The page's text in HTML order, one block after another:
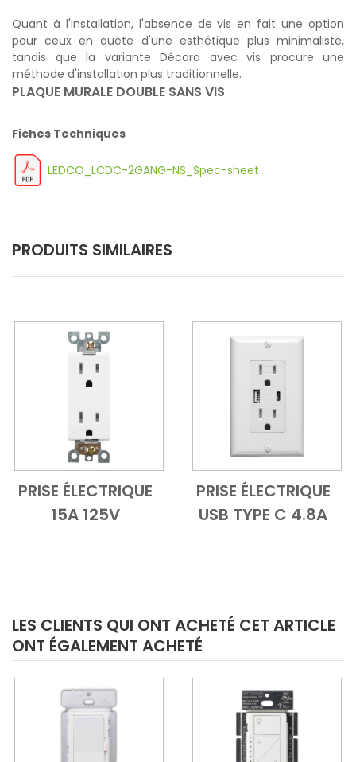
Quant à l'installation, l'absence de vis en fait une option
pour ceux en quête d'une esthétique plus minimaliste,
tandis que la variante Décora avec vis procure une
méthode d'installation plus traditionnelle.
PLAQUE MURALE DOUBLE SANS VIS
Fiches Techniques
LEDCO_LCDC-2GANG-NS_Spec-sheet
PRODUITS SIMILAIRES
Add to CartVue d'ensemble
PRISE ÉLECTRIQUE
15A 125V
Add to Cart
Vue
PRISE ÉLECTRIQUE
USB TYPE C 4.8A
LES CLIENTS QUI ONT ACHETÉ CET ARTICLE
ONT ÉGALEMENT ACHETÉ